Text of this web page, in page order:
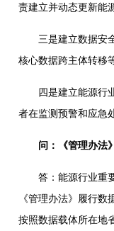
责建立并动态更新能
三是建立数据安全
核心数据跨主体转移
四是建立能源行业
者在监测预警和应急
问：《管理办法
答：能源行业重要
《管理办法》履行
按照数据载体所在地